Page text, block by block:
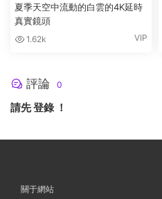
夏季天空中流動的白雲的4K延時
真實鏡頭
1.62k VIP
評論 0
請先登錄！
關于網站